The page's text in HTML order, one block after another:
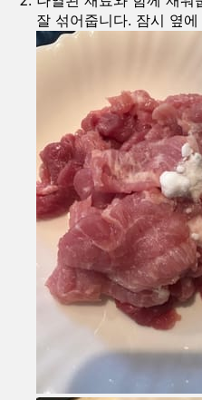
잘 섞어줍니다. 잠시 옆에